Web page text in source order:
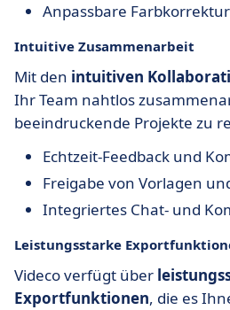
Anpassbare Farbkorrektur
Intuitive Zusammenarbeit
Mit den intuitiven
Ihr Team nahtlos
beeindruckende Projekte zu
Echtzeit-Feedback und
Freigabe von Vorlagen
Integriertes Chat- und
Leistungsstarke
Videco verfügt über
Exportfunktionen, die es